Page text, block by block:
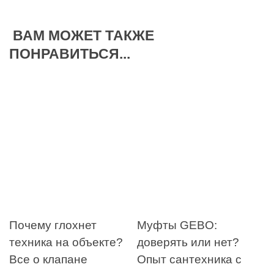
ВАМ МОЖЕТ ТАКЖЕ
ПОНРАВИТЬСЯ...
Почему глохнет
техника на объекте?
Все о клапане
Муфты GEBO:
доверять или нет?
Опыт сантехника с